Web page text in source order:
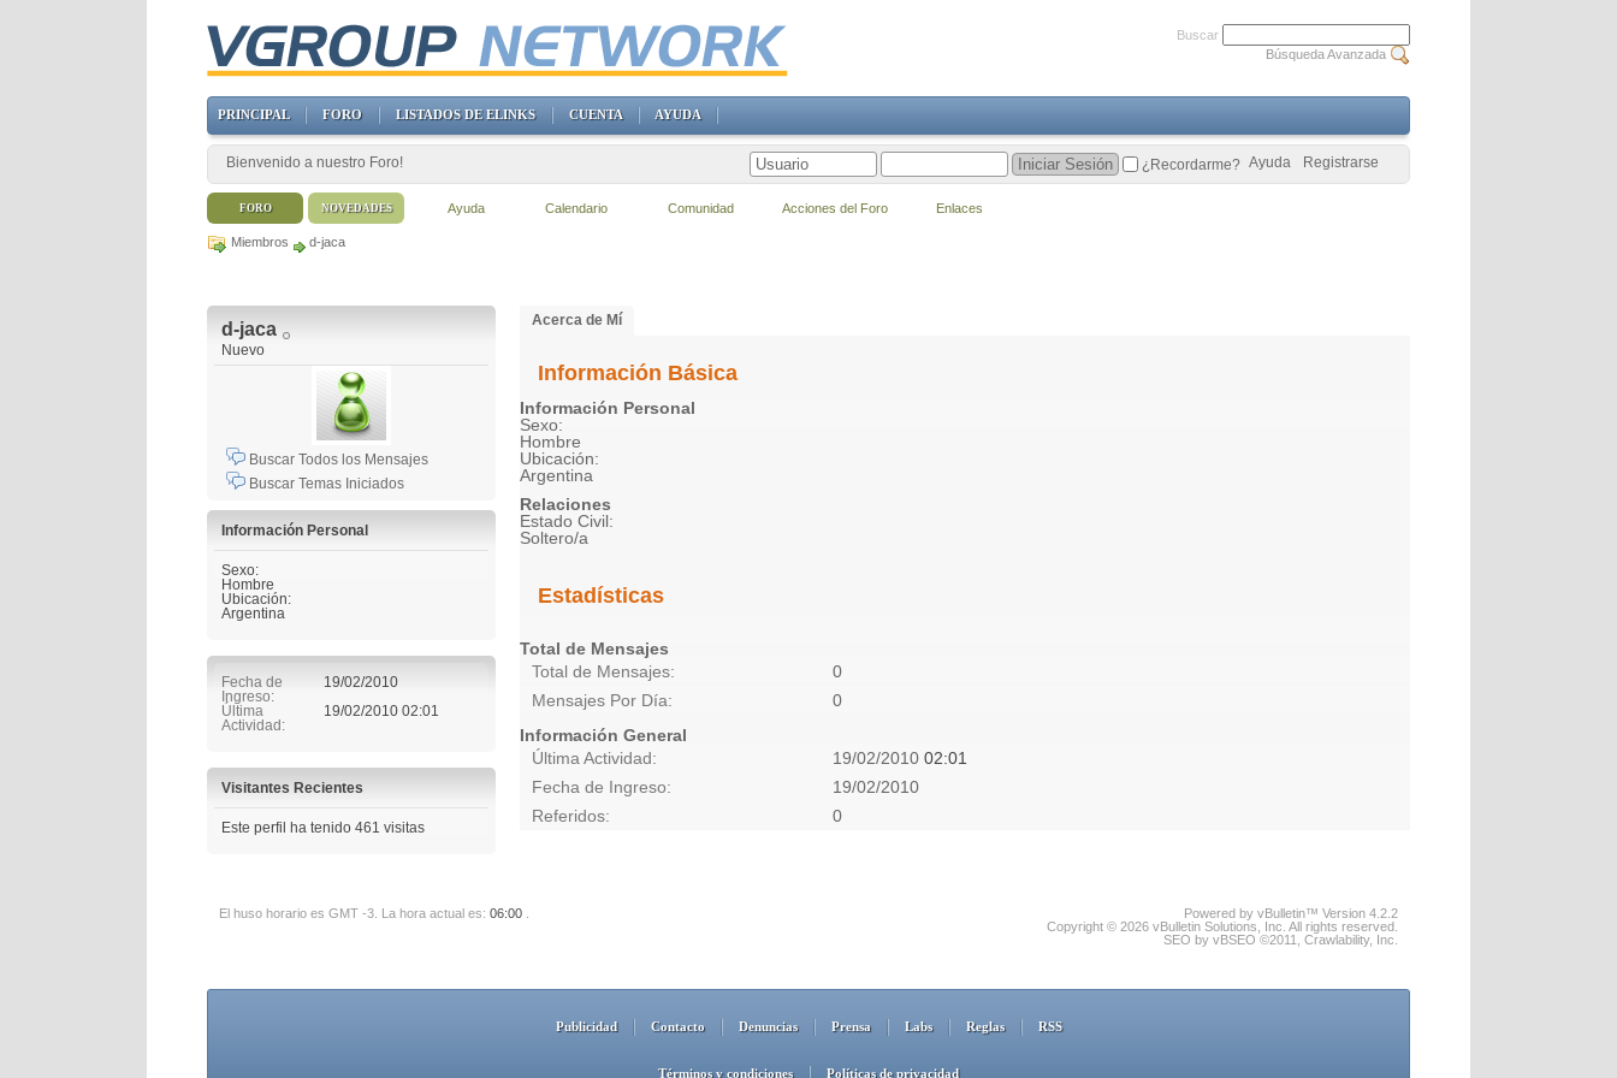
Miembros d-jaca
d-jaca
Nuevo
Buscar Todos los Mensajes
Buscar Temas Iniciados
Información Personal
Sexo:
Hombre
Ubicación:
Argentina
Fecha de
Ingreso
19/02/2010
Última
Actividad
19/02/2010 02:01
Visitantes Recientes
Este perfil ha tenido 461 visitas
Acerca de Mí
Información Básica
Información Personal
Sexo:
Hombre
Ubicación:
Argentina
Relaciones
Estado Civil:
Soltero/a
Estadísticas
Total de Mensajes
Total de Mensajes
0
Mensajes Por Día
0
Información General
Última Actividad
19/02/2010 02:01
Fecha de Ingreso
19/02/2010
Referidos
0
El huso horario es GMT -3. La hora actual es: 06:00
Powered by vBulletin™ Version 4.2.2
Copyright © 2026 vBulletin Solutions, Inc. All rights reserved.
SEO by vBSEO ©2011, Crawlability, Inc.
Publicidad Contacto Denuncias Prensa Labs Reglas RSS
Términos y condiciones Políticas de privacidad
Buscar
Búsqueda Avanzada
PRINCIPAL FORO LISTADOS DE ELINKS CUENTA AYUDA
Bienvenido a nuestro Foro! Registrarse
Ayuda
¿Recordarme?
FORO Ayuda Calendario Comunidad Acciones del Foro Enlaces
NOVEDADES